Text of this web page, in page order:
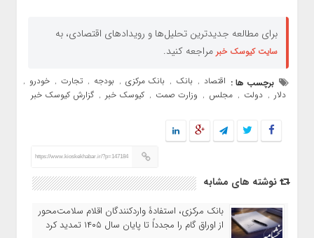
برای مطالعه جدیدترین تحلیل‌ها و رویدادهای اقتصادی، به
سایت کیوسک خبر مراجعه کنید.
برچسب ها : اقتصاد , بانک , بانک مرکزی , بودجه , تجارت , خودرو ,
دلار , دولت , مجلس , وزارت صمت , کیوسک خبر , گزارش کیوسک خبر
https://www.kioskekhabar.ir/?p=147184
نوشته های مشابه
بانک مرکزی، استفادۀ واردکنندگان اقلام سلامت‌محور
از اوراق گام را مجدداً تا پایان سال ۱۴۰۵ تمدید کرد